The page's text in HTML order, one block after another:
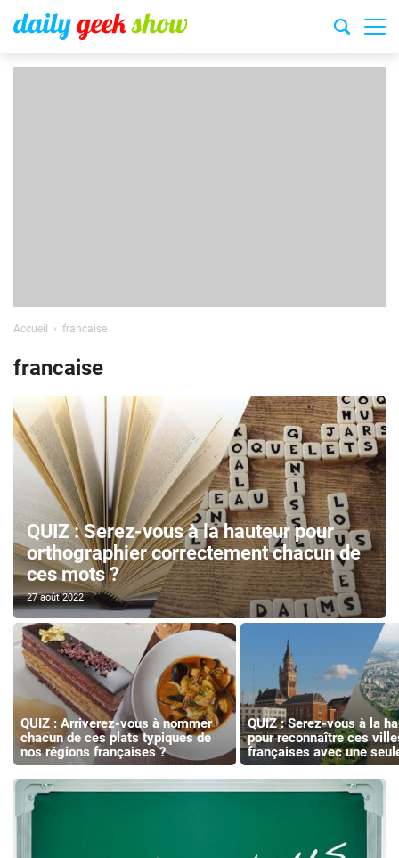
Accueil francaise
francaise
QUIZ : Serez-vous à la hauteur pour
orthographier correctement chacun de
ces mots ?
27 août 2022
QUIZ : Arriverez-vous à nommer
chacun de ces plats typiques de
nos régions françaises ?
QUIZ : Serez-vous à la
pour reconnaître ces
françaises avec une